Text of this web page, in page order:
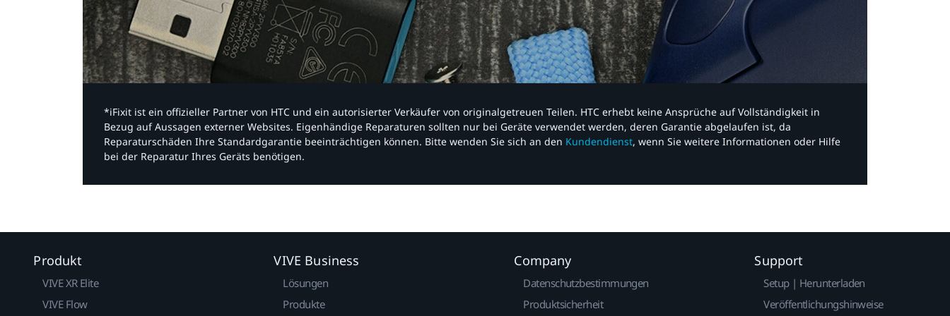
*iFixit ist ein offizieller Partner von HTC und ein autorisierter Verkäufer von originalgetreuen Teilen. HTC erhebt keine Ansprüche auf Vollständigkeit in
Bezug auf Aussagen externer Websites. Eigenhändige Reparaturen sollten nur bei Geräte verwendet werden, deren Garantie abgelaufen ist, da
Reparaturschäden Ihre Standardgarantie beeinträchtigen können. Bitte wenden Sie sich an den Kundendienst, wenn Sie weitere Informationen oder Hilfe
bei der Reparatur Ihres Geräts benötigen.​
Produkt
VIVE XR Elite
VIVE Flow
VIVE Business
Lösungen
Produkte
Company
Datenschutzbestimmungen
Produktsicherheit
Support
Setup | Herunterladen
Veröffentlichungshinweise